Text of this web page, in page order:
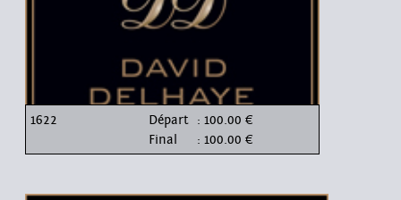
1622 Départ : 100.00 €
Final
: 100.00 €